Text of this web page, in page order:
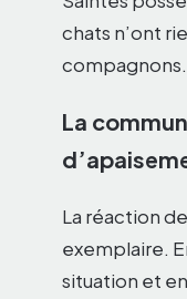
chats n’ont
compagnons.
La
La réaction
exemplaire.
situation et